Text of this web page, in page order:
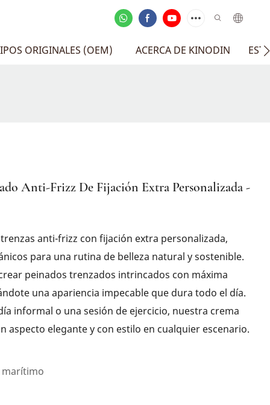
ORIGINALES (OEM) ACERCA DE KINODIN
Anti-Frizz De Fijación Extra Personalizada -
anti-frizz con fijación extra personalizada,
para una rutina de belleza natural y sostenible.
peinados trenzados intrincados con máxima
una apariencia impecable que dura todo el día.
informal o una sesión de ejercicio, nuestra crema
elegante y con estilo en cualquier escenario.